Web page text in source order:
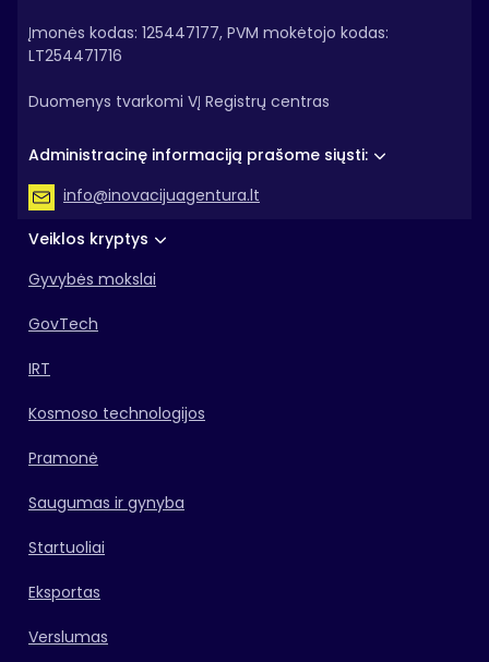
Veiklos kryptys
Gyvybės mokslai
GovTech
IRT
Kosmoso technologijos
Pramonė
Saugumas ir gynyba
Startuoliai
Eksportas
Verslumas
Įmonės kodas: 125447177, PVM mokėtojo kodas:
LT254471716
Duomenys tvarkomi VĮ Registrų centras
Administracinę informaciją prašome siųsti:
info@inovacijuagentura.lt